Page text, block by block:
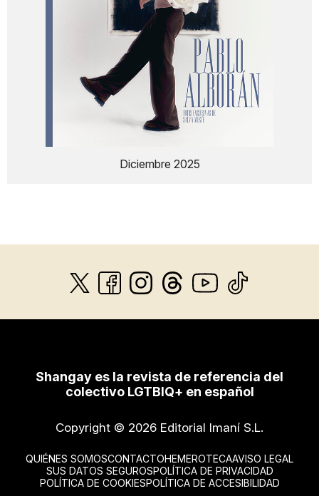
Diciembre 2025
Shangay es la revista de referencia del
colectivo LGTBIQ+ en español
Copyright © 2026 Editorial Imaní S.L.
QUIÉNES SOMOSCONTACTOHEMEROTECAAVISO LEGAL
SUS DATOS SEGUROSPOLÍTICA DE PRIVACIDAD
POLÍTICA DE COOKIESPOLÍTICA DE ACCESIBILIDAD